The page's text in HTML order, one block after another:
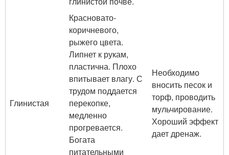
Глинистая
Красновато-
коричневого,
рыжего цвета.
Липнет к рукам,
пластична. Плохо
впитывает влагу. С
трудом поддается
перекопке,
медленно
прогревается.
Богата
питательными
Необходимо
вносить песок и
торф, проводить
мульчирование.
Хороший эффект
дает дренаж.